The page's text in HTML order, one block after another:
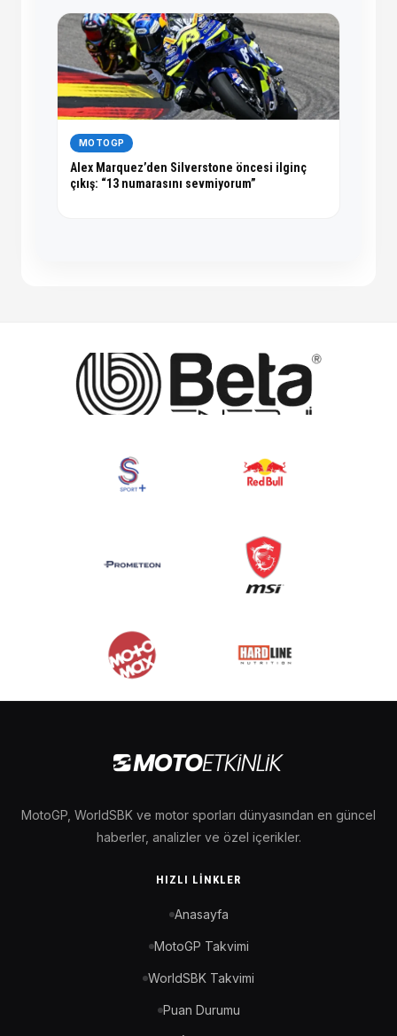
MOTOGP
Alex Marquez’den Silverstone öncesi ilginç
çıkış: “13 numarasını sevmiyorum”
MotoGP, WorldSBK ve motor sporları dünyasından en güncel
haberler, analizler ve özel içerikler.
HIZLI LINKLER
Anasayfa
MotoGP Takvimi
WorldSBK Takvimi
Puan Durumu